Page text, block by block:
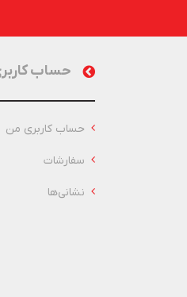
حساب
حساب کاربری من
سفارشات
نشانی‌ها